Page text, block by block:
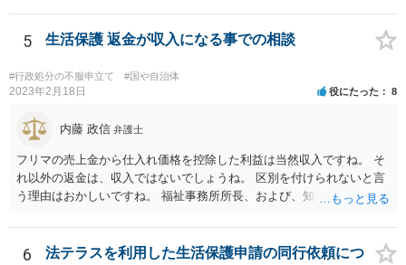
スムースかと思います。
5 生活保護 返金が収入になる事での相談
#行政処分の不服申立て #国や自治体
2023年2月18日 役にたった 8
内藤 政信 弁護士
フリマの売上金から仕入れ価格を控除した利益は当然収入ですね。 そ
れ以外の返金は、収入ではないでしょうね。 区別を付けられないと言
う理由はおかしいですね。 福祉事務所所長、および、知事、および、
でしょう。
6
法テラスを利用した生活保護申請の同行依頼につ